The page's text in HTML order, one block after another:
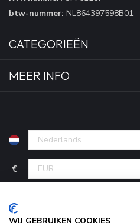
btw-nummer: NL864397598B01
CATEGORIEËN
MEER INFO
€